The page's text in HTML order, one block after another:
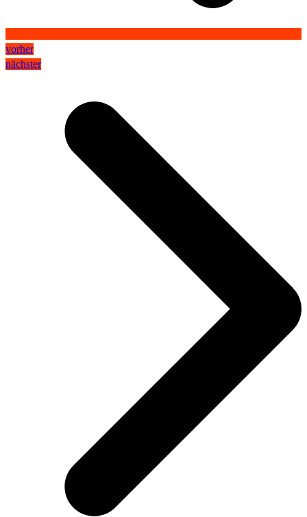
vorher
nächster